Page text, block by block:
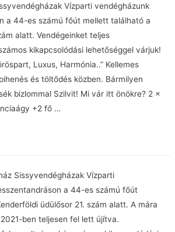
Vízparti vendégházunk
a 44-es számú főút mellett található a
alatt. Vendégeinket teljes
kikapcsolódási lehetőséggel várjuk!
Luxus, Harmónia..” Kellemes
és töltődés közben. Bármilyen
bizlommal Szilvit! Mi vár itt önökre? 2 x
+2 fő …
Sissyvendégházak Vízparti
a 44-es számú főút
üdülősor 21. szám alatt. A mára
ben teljesen fel lett újítva.